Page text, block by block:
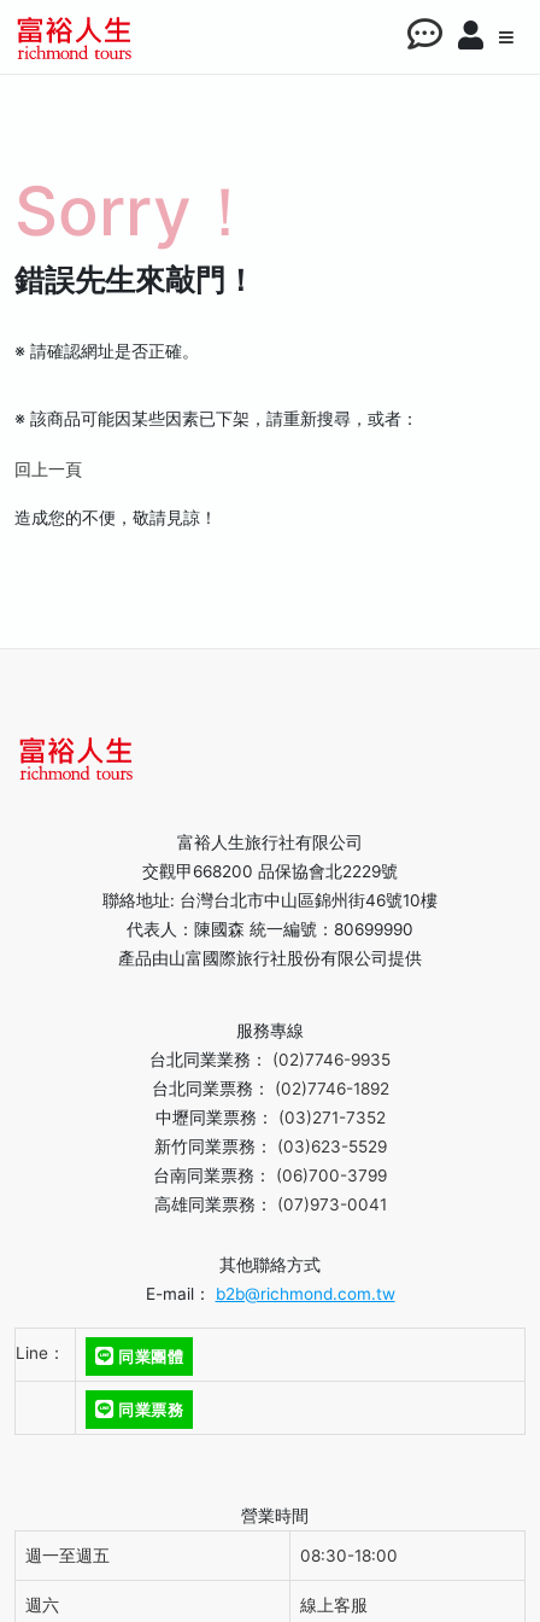
Sorry！
錯誤先生來敲門！
※ 請確認網址是否正確。
※ 該商品可能因某些因素已下架，請重新搜尋，或者：
回上一頁
造成您的不便，敬請見諒！
富裕人生旅行社有限公司
交觀甲668200 品保協會北2229號
聯絡地址: 台灣台北市中山區錦州街46號10樓
代表人：陳國森 統一編號：80699990
產品由山富國際旅行社股份有限公司提供
服務專線
台北同業業務： (02)7746-9935
台北同業票務： (02)7746-1892
中壢同業票務： (03)271-7352
新竹同業票務： (03)623-5529
台南同業票務： (06)700-3799
高雄同業票務： (07)973-0041
其他聯絡方式
E-mail： b2b@richmond.com.tw
Line： 同業團體
同業票務
營業時間
週一至週五 08:30-18:00
週六 線上客服